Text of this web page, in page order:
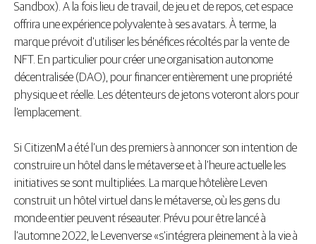
Sandbox). A la fois lieu de travail, de jeu et de repos, cet espace
offrira une expérience polyvalente à ses avatars. À terme, la
marque prévoit d’utiliser les bénéfices récoltés par la vente de
NFT. En particulier pour créer une organisation autonome
décentralisée (DAO), pour financer entièrement une propriété
physique et réelle. Les détenteurs de jetons voteront alors pour
l’emplacement.
Si CitizenM a été l’un des premiers à annoncer son intention de
construire un hôtel dans le métaverse et à l’heure actuelle les
initiatives se sont multipliées. La marque hôtelière Leven
construit un hôtel virtuel dans le métaverse, où les gens du
monde entier peuvent réseauter. Prévu pour être lancé à
l’automne 2022, le Levenverse «s’intégrera pleinement à la vie à